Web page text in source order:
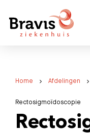
Home Afdelingen
Rectosigmoïdoscopie